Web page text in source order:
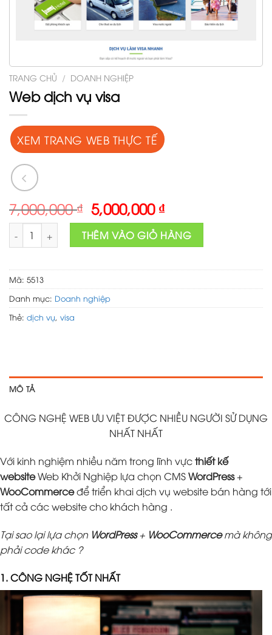
TRANG CHỦ / DOANH NGHIỆP
Web dịch vụ visa
XEM TRANG WEB THỰC TẾ
7,000,000₫ Original
price
was:
7,000,000 ₫.
5,000,000₫Current
price
is:
5,000,000 ₫.
Web dịch vụ visa số lượngTHÊM VÀO GIỎ HÀNG
Mã: 5513
Danh mục: Doanh nghiệp
Thẻ: dịch vụ, visa
MÔ TẢ
CÔNG NGHỆ WEB ƯU VIỆT ĐƯỢC NHIỀU NGƯỜI SỬ DỤNG
NHẤT NHẤT
Với kinh nghiệm nhiều năm trong lĩnh vựcthiết kế
websiteWeb Khởi Nghiệp lựa chọn CMSWordPress+
WooCommerceđể triển khai dịch vụ website bán hàng tới
tất cả các website cho khách hàng .
Tại sao lại lựa chọn WordPress+ WooCommercemà không
phải code khác ?
1. CÔNG NGHỆ TỐT NHẤT